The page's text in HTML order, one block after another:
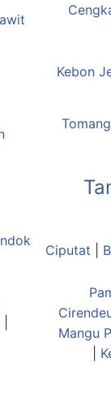
Kebon
Tomang
Ciputat
Mangu